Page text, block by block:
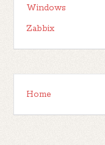
Windows
Zabbix
Home